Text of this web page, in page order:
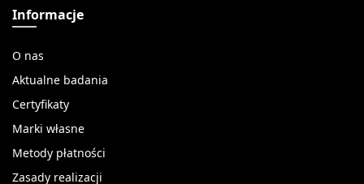
Informacje
O nas
Aktualne badania
Certyfikaty
Marki własne
Metody płatności
Zasady realizacji